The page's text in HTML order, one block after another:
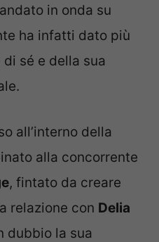
in onda su
ha infatti dato più
sé e della sua
all’interno della
alla concorrente
, fintato da creare
relazione con Delia
dubbio la sua